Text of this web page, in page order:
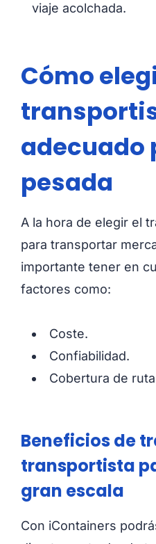
viaje acolchada.
Cómo
adecuado
pesada
A la hora de elegir el
para transportar
importante tener en
factores como:
Coste.
Confiabilidad.
Cobertura de
Beneficios de
transportista
gran escala
Con iContainers